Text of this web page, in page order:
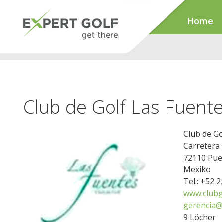
Home
Club de Golf Las
Club de
Carretera
72110
Mexiko
Tel.: +52
9 Löcher